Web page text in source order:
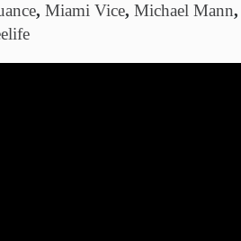
, Miami Vice, Michael Mann